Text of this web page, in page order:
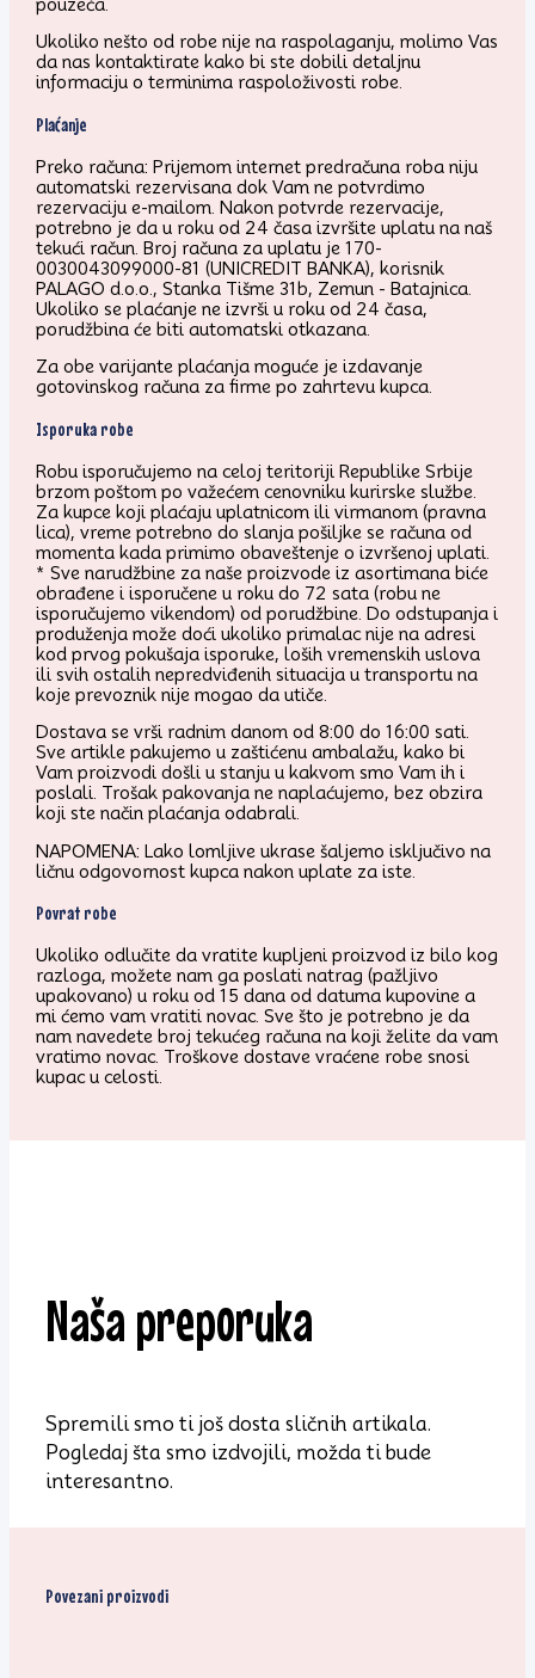
Ukoliko nešto od robe nije na raspolaganju, molimo Vas
da nas kontaktirate kako bi ste dobili detaljnu
informaciju o terminima raspoloživosti robe.
Plaćanje
Preko računa: Prijemom internet predračuna roba niju
automatski rezervisana dok Vam ne potvrdimo
rezervaciju e-mailom. Nakon potvrde rezervacije,
potrebno je da u roku od 24 časa izvršite uplatu na naš
tekući račun. Broj računa za uplatu je 170-
0030043099000-81 (UNICREDIT BANKA), korisnik
PALAGO d.o.o., Stanka Tišme 31b, Zemun - Batajnica.
Ukoliko se plaćanje ne izvrši u roku od 24 časa,
porudžbina će biti automatski otkazana.
Za obe varijante plaćanja moguće je izdavanje
gotovinskog računa za firme po zahrtevu kupca.
Isporuka robe
Robu isporučujemo na celoj teritoriji Republike Srbije
brzom poštom po važećem cenovniku kurirske službe.
Za kupce koji plaćaju uplatnicom ili virmanom (pravna
lica), vreme potrebno do slanja pošiljke se računa od
momenta kada primimo obaveštenje o izvršenoj uplati.
* Sve narudžbine za naše proizvode iz asortimana biće
obrađene i isporučene u roku do 72 sata (robu ne
isporučujemo vikendom) od porudžbine. Do odstupanja i
produženja može doći ukoliko primalac nije na adresi
kod prvog pokušaja isporuke, loših vremenskih uslova
ili svih ostalih nepredviđenih situacija u transportu na
koje prevoznik nije mogao da utiče.
Dostava se vrši radnim danom od 8:00 do 16:00 sati.
Sve artikle pakujemo u zaštićenu ambalažu, kako bi
Vam proizvodi došli u stanju u kakvom smo Vam ih i
poslali. Trošak pakovanja ne naplaćujemo, bez obzira
koji ste način plaćanja odabrali.
NAPOMENA: Lako lomljive ukrase šaljemo isključivo na
ličnu odgovornost kupca nakon uplate za iste.
Povrat robe
Ukoliko odlučite da vratite kupljeni proizvod iz bilo kog
razloga, možete nam ga poslati natrag (pažljivo
upakovano) u roku od 15 dana od datuma kupovine a
mi ćemo vam vratiti novac. Sve što je potrebno je da
nam navedete broj tekućeg računa na koji želite da vam
vratimo novac. Troškove dostave vraćene robe snosi
kupac u celosti.
Naša preporuka
Spremili smo ti još dosta sličnih artikala.
Pogledaj šta smo izdvojili, možda ti bude
interesantno.
Povezani proizvodi